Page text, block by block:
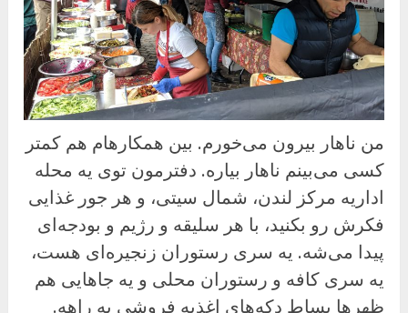
من ناهار بیرون می‌خورم. بین همکارهام هم کمتر
کسی می‌بینم ناهار بیاره. دفترمون توی یه محله
اداریه مرکز لندن، شمال سیتی، و هر جور غذایی
فکرش رو بکنید، با هر سلیقه و رژیم و بودجه‌ای
پیدا می‌شه. یه سری رستوران زنجیره‌ای هست،
یه سری کافه و رستوران محلی و یه جاهایی هم
ظهرها بساط دکه‌های اغذیه فروشی به راهه.